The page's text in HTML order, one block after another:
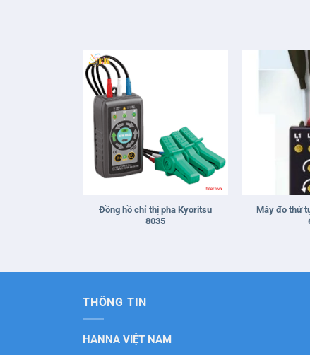
Đồng hồ chỉ thị pha Kyoritsu
8035
Máy đo thứ
THÔNG TIN
HANNA VIỆT NAM